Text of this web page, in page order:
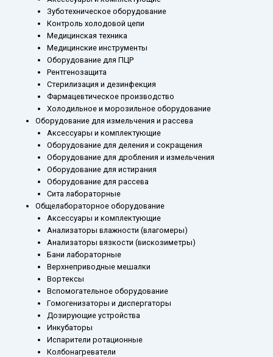
Зуботехническое оборудование
Контроль холодовой цепи
Медицинская техника
Медицинские инструменты
Оборудование для ПЦР
Рентгенозащита
Стерилизация и дезинфекция
Фармацевтическое производство
Холодильное и морозильное оборудование
Оборудование для измельчения и рассева
Аксессуары и комплектующие
Оборудование для деления и сокращения
Оборудование для дробления и измельчения
Оборудование для истирания
Оборудование для рассева
Сита лабораторные
Общелабораторное оборудование
Аксессуары и комплектующие
Анализаторы влажности (влагомеры)
Анализаторы вязкости (вискозиметры)
Бани лабораторные
Верхнеприводные мешалки
Вортексы
Вспомогательное оборудование
Гомогенизаторы и диспергаторы
Дозирующие устройства
Инкубаторы
Испарители ротационные
Колбонагреватели